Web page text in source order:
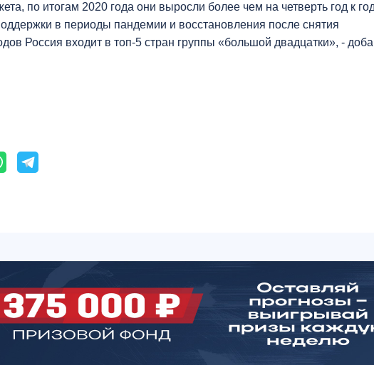
по итогам 2020 года они выросли более чем на четверть год к
в периоды пандемии и восстановления после снятия
Россия входит в топ-5 стран группы «большой двадцатки», -